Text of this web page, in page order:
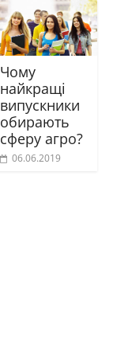
Чому
найкращі
випускники
обирають
сферу агро?
06.06.2019